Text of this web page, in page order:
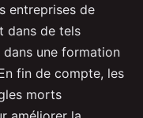
entreprises de
dans de tels
dans une formation
fin de compte, les
morts